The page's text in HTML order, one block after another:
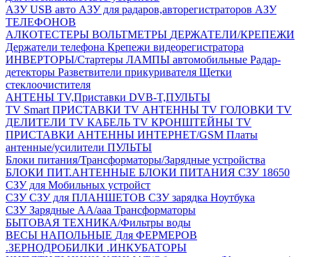
АЗУ USB авто АЗУ для радаров,авторегистраторов АЗУ
ТЕЛЕФОНОВ
АЛКОТЕСТЕРЫ ВОЛЬТМЕТРЫ ДЕРЖАТЕЛИ/КРЕПЕЖИ
Держатели телефона Крепежи видеорегистратора
ИНВЕРТОРЫ/Стартеры ЛАМПЫ автомобильные Радар-
детекторы Разветвители прикуривателя Щетки
стеклоочистителя
АНТЕНЫ ТV,Приставки DVB-T,ПУЛЬТЫ
TV Smart ПРИСТАВКИ TV АНТЕННЫ TV ГОЛОВКИ TV
ДЕЛИТЕЛИ TV КАБЕЛЬ TV КРОНШТЕЙНЫ TV
ПРИСТАВКИ АНТЕННЫ ИНТЕРНЕТ/GSM Платы
антенные/усилители ПУЛЬТЫ
Блоки питания/Трансформаторы/Зарядные устройства
БЛОКИ ПИТ.АНТЕННЫЕ БЛОКИ ПИТАНИЯ СЗУ 18650
СЗУ для Мобильных устройст
СЗУСЗУ для ПЛАНШЕТОВ СЗУ зарядка Ноутбука
СЗУ Зарядные АА/ааа Трансформаторы
БЫТОВАЯ ТЕХНИКА/Фильтры воды
ВЕСЫ НАПОЛЬНЫЕ Для ФЕРМЕРОВ
.ЗЕРНОДРОБИЛКИ .ИНКУБАТОРЫ